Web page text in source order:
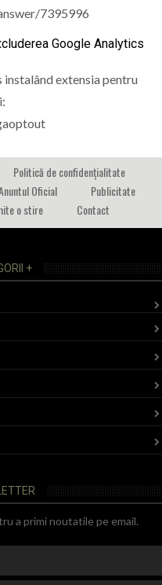
7395996
Google Analytics
instalând extensia pentru
Politică de confidențialitate
Oficial
Publicitate
o stire Contact
+
a primi noutatile pe email.